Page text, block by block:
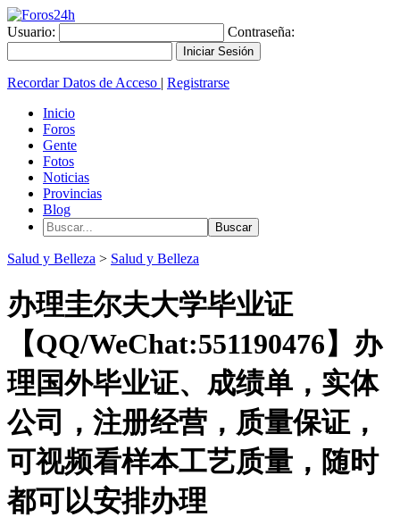
Usuario: Contraseña:
Recordar Datos de Acceso | Registrarse
Inicio
Foros
Gente
Fotos
Noticias
Provincias
Blog
Salud y Belleza > Salud y Belleza
办理圭尔夫大学毕业证
【QQ/WeChat:551190476】办
理国外毕业证、成绩单，实体
公司，注册经营，质量保证，
可视频看样本工艺质量，随时
都可以安排办理